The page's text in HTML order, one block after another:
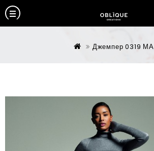
Джемпер 0319 МА